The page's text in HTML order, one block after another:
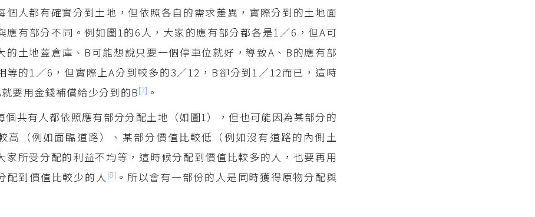
個人都有確實分到土地，但依照各自的需求差異，實際分到的土地面
應有部分不同。例如圖1的6人，大家的應有部分都各是1／6，但A可
的土地蓋倉庫、B可能想說只要一個停車位就好，導致A、B的應有部
等的1／6，但實際上A分到較多的3／12，B卻分到1／12而已，這時
要用金錢補償給少分到的B[7] 。
個共有人都依照應有部分分配土地（如圖1），但也可能因為某部分的
高（例如面臨道路）、某部分價值比較低（例如沒有道路的內側土
家所受分配的利益不均等，這時候分配到價值比較多的人，也要再用
配到價值比較少的人 [8] 。所以會有一部份的人是同時獲得原物分配與